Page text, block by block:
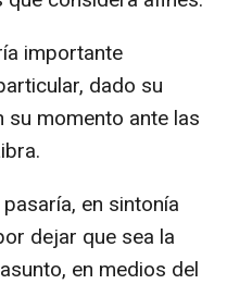
importante
dado su
momento ante las
en sintonía
dejar que sea la
en medios del